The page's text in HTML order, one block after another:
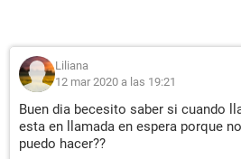
Liliana
12 mar 2020 a las 19:21
Buen dia becesito saber si cuando
esta en llamada en espera porque
puedo hacer??